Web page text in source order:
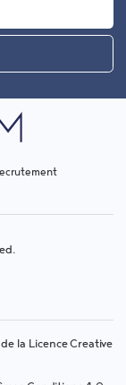
la Licence Creative